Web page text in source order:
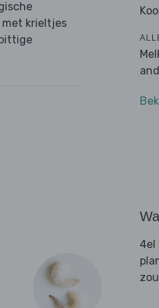
met krieltjes
4el